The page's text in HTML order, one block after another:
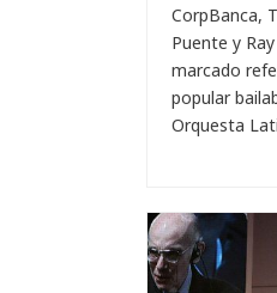
CorpBanca,
Puente y
marcado
popular
Orquesta